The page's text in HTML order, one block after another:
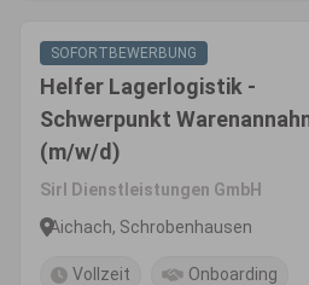
SOFORTBEWERBUNG
Helfer Lagerlogistik -
Schwerpunkt
(m/w/d)
Sirl Dienstleistungen GmbH
Aichach, Schrobenhausen
Vollzeit Onboarding